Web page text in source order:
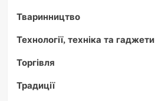
Тваринництво
Технології, техніка та гаджети
Торгівля
Традиції